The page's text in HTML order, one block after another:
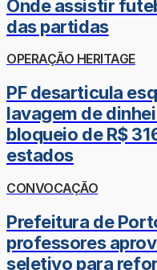
Onde assistir
das partidas
OPERAÇÃO HERITAGE
PF desarticula
lavagem de
bloqueio de R$
estados
CONVOCAÇÃO
Prefeitura de
professores
seletivo para